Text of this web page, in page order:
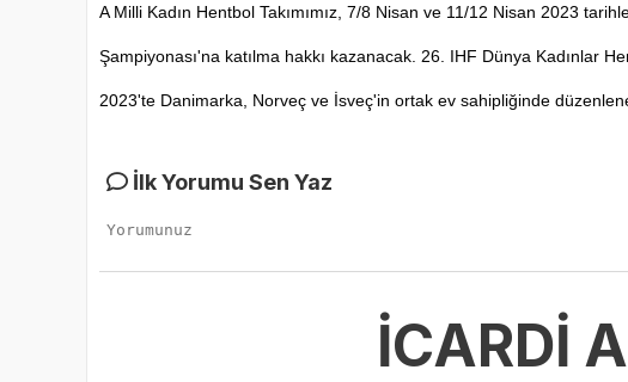
A Milli Kadın Hentbol Takımımız, 7/8 Nisan ve 11/12 Nisan 2023
Şampiyonası'na katılma hakkı kazanacak. 26. IHF Dünya Kadınlar
2023'te Danimarka, Norveç ve İsveç'in ortak ev sahipliğinde
İlk Yorumu Sen Yaz
İCARDİ